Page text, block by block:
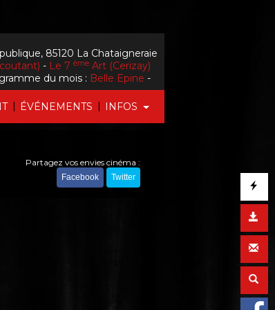
| ÉVÉNEMENTS | INFOS
85120 La Chataigneraie
- Le 7 ème Art (Cerizay)
du mois : Belle Epine -
Partagez vos envies cinéma :
Facebook Twitter